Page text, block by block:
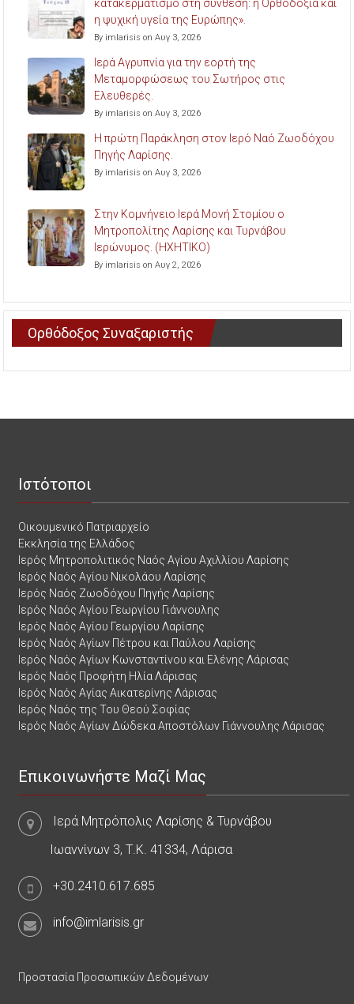
κατακερματισμό στη σύνθεση: η Ορθοδοξία και
η ψυχική υγεία της Ευρώπης».
By imlarisis on Αυγ 3, 2026
Ιερά Αγρυπνία για την εορτή της
Μεταμορφώσεως του Σωτήρος στις
Ελευθερές.
By imlarisis on Αυγ 3, 2026
Η πρώτη Παράκληση στον Ιερό Ναό Ζωοδόχου
Πηγής Λαρίσης.
By imlarisis on Αυγ 3, 2026
Στην Κομνήνειο Ιερά Μονή Στομίου ο
Μητροπολίτης Λαρίσης και Τυρνάβου
Ιερώνυμος. (ΗΧΗΤΙΚΟ)
By imlarisis on Αυγ 2, 2026
Ορθόδοξος Συναξαριστής
Ιστότοποι
Οικουμενικό Πατριαρχείο
Εκκλησία της Ελλάδος
Ιερός Μητροπολιτικός Ναός Αγίου Αχιλλίου Λαρίσης
Ιερός Ναός Αγίου Νικολάου Λαρίσης
Ιερός Ναός Ζωοδόχου Πηγής Λαρίσης
Ιερός Ναός Αγίου Γεωργίου Γιάννουλης
Ιερός Ναός Αγίου Γεωργίου Λαρίσης
Ιερός Ναός Αγίων Πέτρου και Παύλου Λαρίσης
Ιερός Ναός Αγίων Κωνσταντίνου και Ελένης Λάρισας
Ιερός Ναός Προφήτη Ηλία Λάρισας
Ιερός Ναός Αγίας Αικατερίνης Λάρισας
Ιερός Ναός της Του Θεού Σοφίας
Ιερός Ναός Αγίων Δώδεκα Αποστόλων Γιάννουλης Λάρισας
Επικοινωνήστε Μαζί Μας
Ιερά Μητρόπολις Λαρίσης & Τυρνάβου
Ιωαννίνων 3, Τ.Κ. 41334, Λάρισα
+30.2410.617.685
info@imlarisis.gr
Προστασία Προσωπικών Δεδομένων